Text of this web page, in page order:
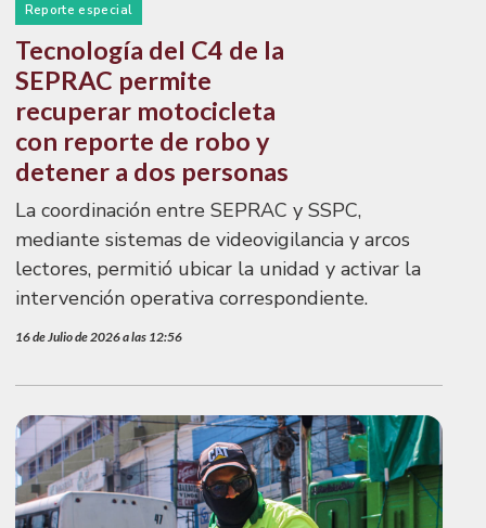
Reporte especial
Tecnología del C4 de la
SEPRAC permite
recuperar motocicleta
con reporte de robo y
detener a dos personas
La coordinación entre SEPRAC y SSPC,
mediante sistemas de videovigilancia y arcos
lectores, permitió ubicar la unidad y activar la
intervención operativa correspondiente.
16 de Julio de 2026 a las 12:56